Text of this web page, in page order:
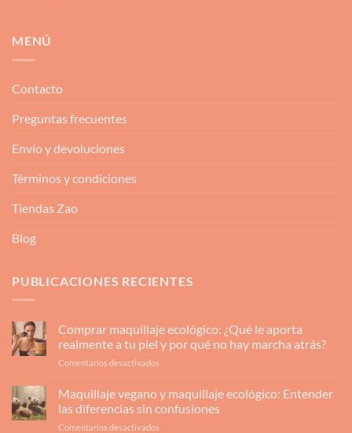
MENÚ
Contacto
Preguntas frecuentes
Envío y devoluciones
Términos y condiciones
Tiendas Zao
Blog
PUBLICACIONES RECIENTES
Comprar maquillaje ecológico: ¿Qué le aporta
realmente a tu piel y por qué no hay marcha atrás?
Comentarios desactivados
ecológico:
¿Qué
Maquillaje vegano y maquillaje ecológico: Entender
las diferencias sin confusiones
Comentarios desactivados